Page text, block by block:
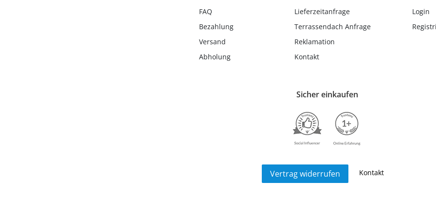
FAQ
Bezahlung
Versand
Abholung
Lieferzeitanfrage
Terrassendach Anfrage
Reklamation
Kontakt
Login
Sicher einkaufen
Vertrag widerrufen Kontakt